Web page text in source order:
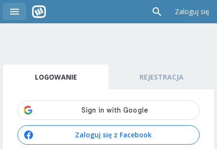
Zaloguj się
LOGOWANIE REJESTRACJA
Zaloguj się z Facebook